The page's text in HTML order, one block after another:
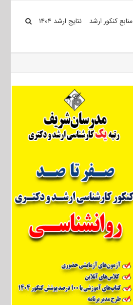
منابع کنکور ارشد نتایج ارشد ۱۴۰۴